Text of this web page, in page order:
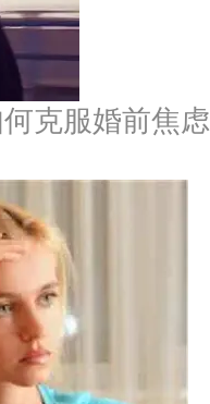
克服婚前焦虑